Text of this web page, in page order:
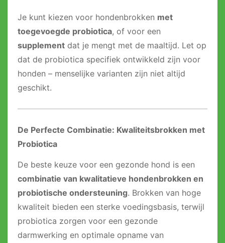
Je kunt kiezen voor hondenbrokken met
toegevoegde probiotica, of voor een
supplement dat je mengt met de maaltijd. Let op
dat de probiotica specifiek ontwikkeld zijn voor
honden – menselijke varianten zijn niet altijd
geschikt.
De Perfecte Combinatie: Kwaliteitsbrokken met
Probiotica
De beste keuze voor een gezonde hond is een
combinatie van kwalitatieve hondenbrokken en
probiotische ondersteuning. Brokken van hoge
kwaliteit bieden een sterke voedingsbasis, terwijl
probiotica zorgen voor een gezonde
darmwerking en optimale opname van